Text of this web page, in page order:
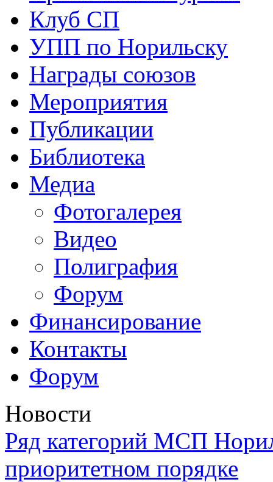
Клуб СП
УПП по Норильску
Награды союзов
Мероприятия
Публикации
Библиотека
Медиа
Фотогалерея
Видео
Полиграфия
Форум
Финансирование
Контакты
Форум
Новости
Ряд категорий МСП
приоритетном порядке